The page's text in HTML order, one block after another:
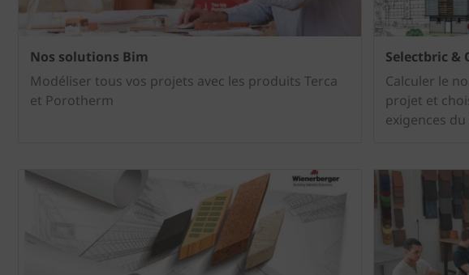
Nos solutions Bim
Modéliser tous vos projets avec les produits Terca
et Porotherm
Selectbric &
Calculer le
projet et
exigences